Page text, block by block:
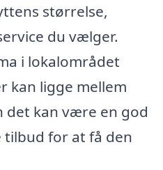
størrelse,
du vælger.
i lokalområdet
kan ligge mellem
det kan være en god
for at få den